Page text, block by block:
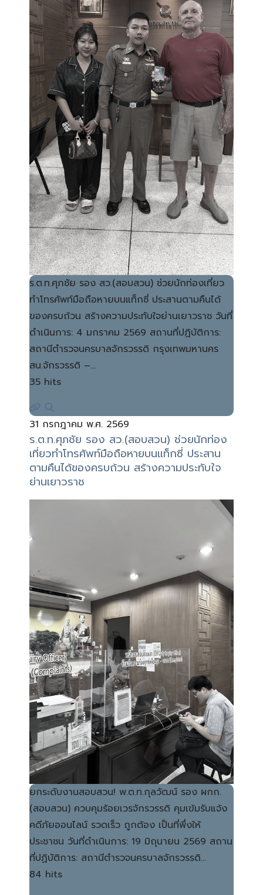
ร.ต.ท.ศุภชัย รอง สว.(สอบสวน) ช่วยนักท่องเที่ยว
ทำโทรศัพท์มือถือหายบนแท็กซี่ ประสานตามคืนได้
ของครบถ้วน สร้างความประทับใจย่านเยาวราช วันที่
ดำเนินการ: 4 มกราคม 2569 สถานที่ปฏิบัติการ:
สถานีตำรวจนครบาลจักรวรรดิ กรุงเทพมหานคร
สน.จักรวรรดิ –…
35 hits
31 กรกฎาคม พ.ศ. 2569
ร.ต.ท.ศุภชัย รอง สว.(สอบสวน) ช่วยนักท่อง
เที่ยวทำโทรศัพท์มือถือหายบนแท็กซี่ ประสาน
ตามคืนได้ของครบถ้วน สร้างความประทับใจ
ย่านเยาวราช
ยกระดับงานสอบสวน! พ.ต.ท.กุลวัฒน์ รอง ผกก.
(สอบสวน) ควบคุมร้อยเวรจักรวรรดิ คุมเข้มรับแจ้ง
คดีภัยออนไลน์ รวดเร็ว ถูกต้อง เป็นที่พึ่งให้
ประชาชน วันที่ดำเนินการ: 19 มิถุนายน 2569 สถาน
ที่ปฏิบัติการ: สถานีตำรวจนครบาลจักรวรรดิ…
84 hits